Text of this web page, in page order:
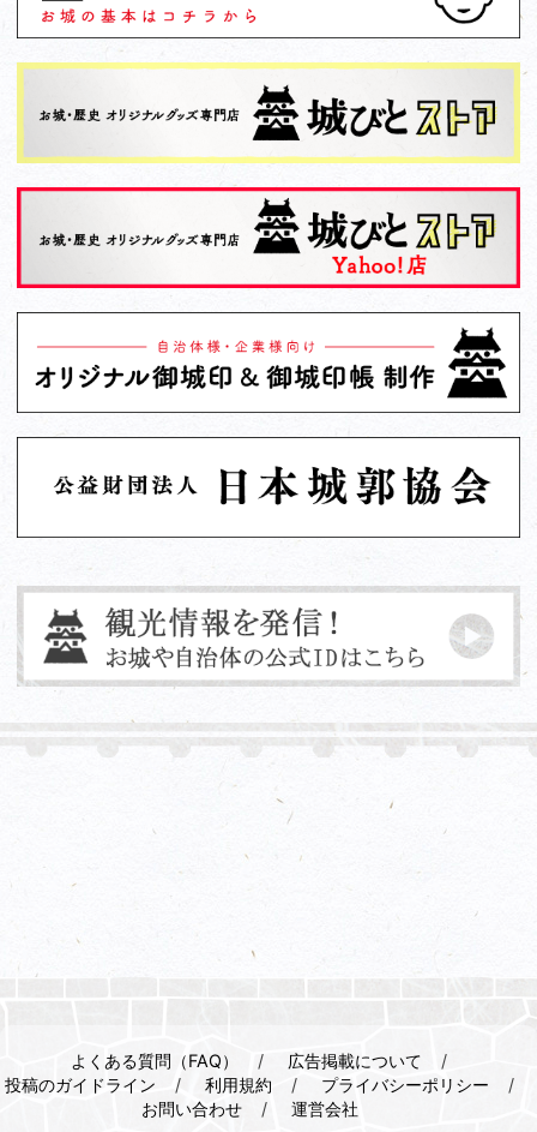
よくある質問（FAQ）
広告掲載について
投稿のガイドライン
利用規約
プライバシーポリシー
お問い合わせ
運営会社